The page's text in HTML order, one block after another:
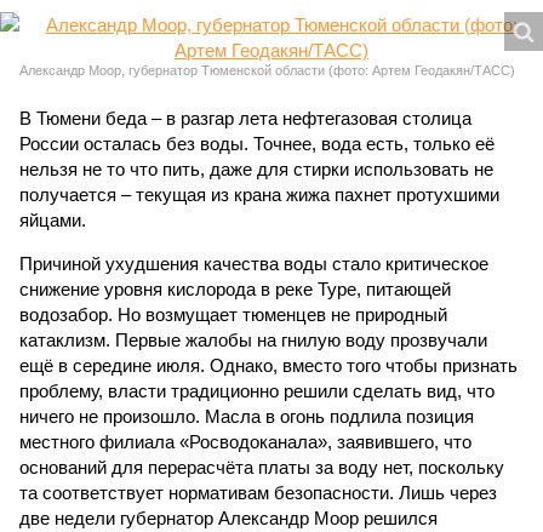
Александр Моор, губернатор Тюменской области (фото: Артем Геодакян/ТАСС)
В Тюмени беда – в разгар лета нефтегазовая столица
России осталась без воды. Точнее, вода есть, только её
нельзя не то что пить, даже для стирки использовать не
получается – текущая из крана жижа пахнет протухшими
яйцами.
Причиной ухудшения качества воды стало критическое
снижение уровня кислорода в реке Туре, питающей
водозабор. Но возмущает тюменцев не природный
катаклизм. Первые жалобы на гнилую воду прозвучали
ещё в середине июля. Однако, вместо того чтобы признать
проблему, власти традиционно решили сделать вид, что
ничего не произошло. Масла в огонь подлила позиция
местного филиала «Росводоканала», заявившего, что
оснований для перерасчёта платы за воду нет, поскольку
та соответствует нормативам безопасности. Лишь через
две недели губернатор Александр Моор решился